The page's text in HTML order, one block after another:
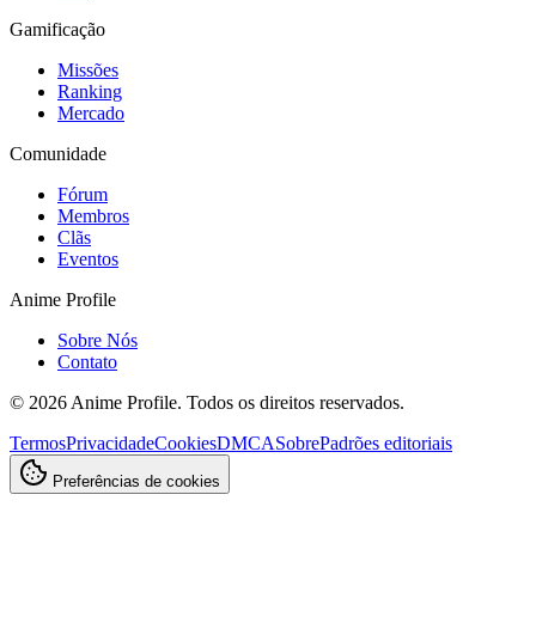
Gamificação
Missões
Ranking
Mercado
Comunidade
Fórum
Membros
Clãs
Eventos
Anime Profile
Sobre Nós
Contato
© 2026 Anime Profile. Todos os direitos reservados.
TermosPrivacidadeCookiesDMCASobrePadrões editoriais
Preferências de cookies